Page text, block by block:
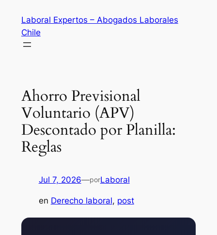
contenido
Laboral Expertos – Abogados Laborales
Chile
Ahorro Previsional
Voluntario (APV)
Descontado por Planilla:
Reglas
Jul 7, 2026—porLaboral
en Derecho laboral, post